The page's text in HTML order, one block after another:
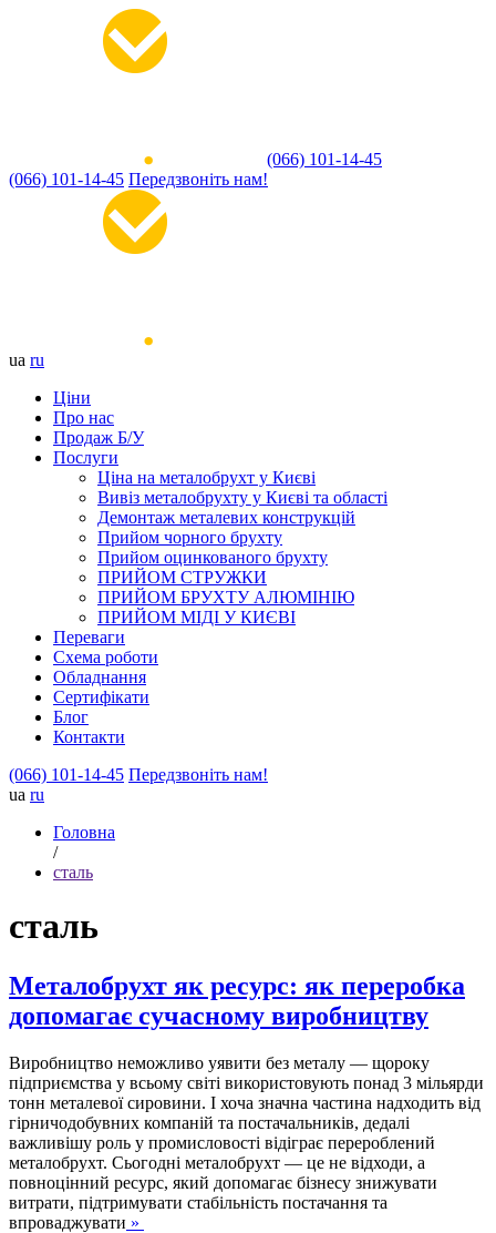
(066) 101-14-45
(066) 101-14-45 Передзвоніть нам!
ua ru
Ціни
Про нас
Продаж Б/У
Послуги
Ціна на металобрухт у Києві
Вивіз металобрухту у Києві та області
Демонтаж металевих конструкцій
Прийом чорного брухту
Прийом оцинкованого брухту
ПРИЙОМ СТРУЖКИ
ПРИЙОМ БРУХТУ АЛЮМІНІЮ
ПРИЙОМ МІДІ У КИЄВІ
Переваги
Схема роботи
Обладнання
Сертифікати
Блог
Контакти
(066) 101-14-45 Передзвоніть нам!
ua ru
Головна
/
сталь
сталь
Металобрухт як ресурс: як переробка
допомагає сучасному виробництву
Виробництво неможливо уявити без металу — щороку
підприємства у всьому світі використовують понад 3 мільярди
тонн металевої сировини. І хоча значна частина надходить від
гірничодобувних компаній та постачальників, дедалі
важливішу роль у промисловості відіграє перероблений
металобрухт. Сьогодні металобрухт — це не відходи, а
повноцінний ресурс, який допомагає бізнесу знижувати
витрати, підтримувати стабільність постачання та
впроваджувати »